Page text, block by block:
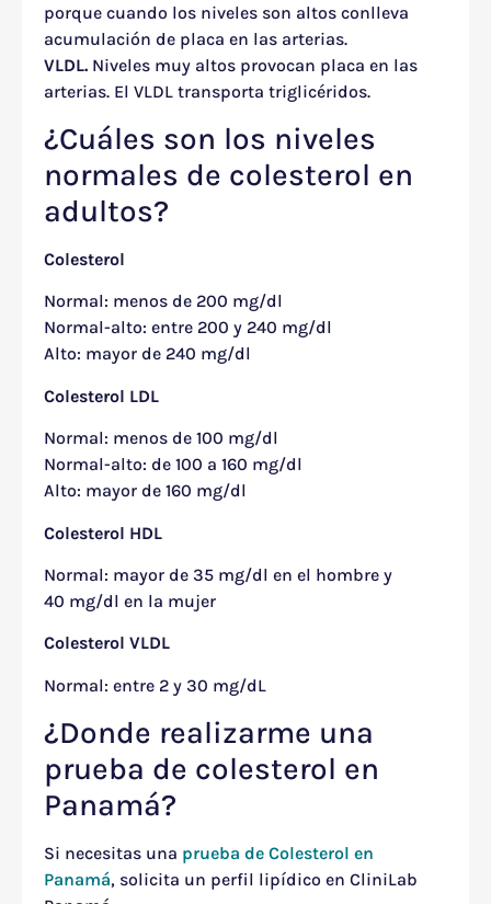
porque cuando los niveles son altos conlleva
acumulación de placa en las arterias.
VLDL. Niveles muy altos provocan placa en las
arterias. El VLDL transporta triglicéridos.
¿Cuáles son los niveles
normales de colesterol en
adultos?
Colesterol
Normal: menos de 200 mg/dl
Normal-alto: entre 200 y 240 mg/dl
Alto: mayor de 240 mg/dl
Colesterol LDL
Normal: menos de 100 mg/dl
Normal-alto: de 100 a 160 mg/dl
Alto: mayor de 160 mg/dl
Colesterol HDL
Normal: mayor de 35 mg/dl en el hombre y
40 mg/dl en la mujer
Colesterol VLDL
Normal: entre 2 y 30 mg/dL
¿Donde realizarme una
prueba de colesterol en
Panamá?
Si necesitas una prueba de Colesterol en
Panamá, solicita un perfil lipídico en CliniLab